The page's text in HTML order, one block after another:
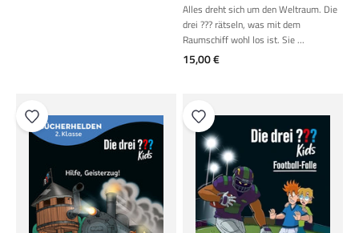
Alles dreht sich um den Weltraum. Die
drei ??? rätseln, was mit dem
Raumschiff wohl los ist. Sie ...
Angebot
15,00 €